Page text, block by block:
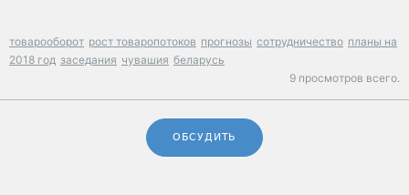
товарооборот рост товаропотоков прогнозы сотрудничество планы на
2018 год заседания чувашия беларусь
9 просмотров всего.
ОБСУДИТЬ